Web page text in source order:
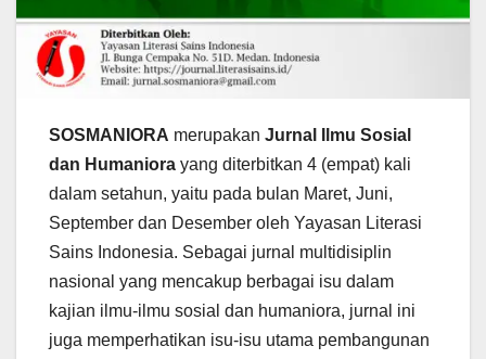
SOSMANIORA merupakan Jurnal Ilmu Sosial
dan Humaniora yang diterbitkan 4 (empat) kali
dalam setahun, yaitu pada bulan Maret, Juni,
September dan Desember oleh Yayasan Literasi
Sains Indonesia. Sebagai jurnal multidisiplin
nasional yang mencakup berbagai isu dalam
kajian ilmu-ilmu sosial dan humaniora, jurnal ini
juga memperhatikan isu-isu utama pembangunan